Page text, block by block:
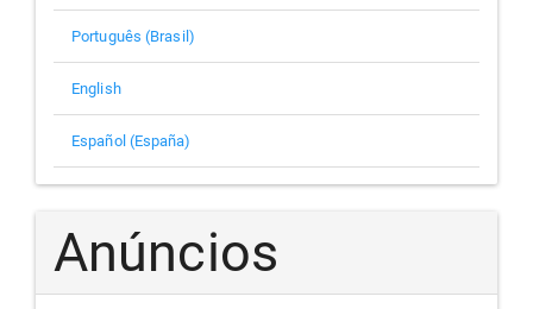
Português (Brasil)
English
Español (España)
Anúncios